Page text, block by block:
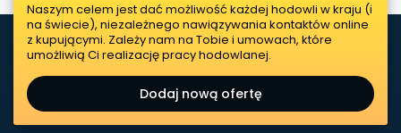
Naszym celem jest dać możliwość każdej hodowli w kraju (i
na świecie), niezależnego nawiązywania kontaktów online
z kupującymi. Zależy nam na Tobie i umowach, które
umożliwią Ci realizację pracy hodowlanej.
Dodaj nową ofertę